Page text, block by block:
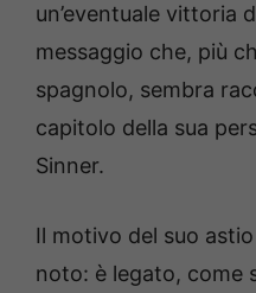
un’eventuale vittoria
messaggio che, più
spagnolo, sembra
capitolo della sua
Sinner.
Il motivo del suo
noto: è legato, come